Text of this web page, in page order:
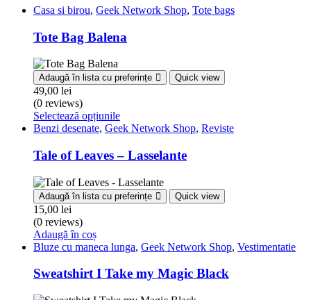
Casa si birou, Geek Network Shop, Tote bags
Tote Bag Balena
Adaugă în lista cu preferințe Quick view
49,00 lei
(0 reviews)
Selectează opțiunile
Benzi desenate, Geek Network Shop, Reviste
Tale of Leaves – Lasselante
Adaugă în lista cu preferințe Quick view
15,00 lei
(0 reviews)
Adaugă în coș
Bluze cu maneca lunga, Geek Network Shop, Vestimentatie
Sweatshirt I Take my Magic Black